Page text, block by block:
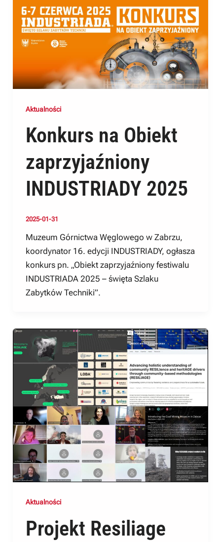
Aktualności
Konkurs na Obiekt
zaprzyjaźniony
INDUSTRIADY 2025
2025-01-31
Muzeum Górnictwa Węglowego w Zabrzu,
koordynator 16. edycji INDUSTRIADY, ogłasza
konkurs pn. „Obiekt zaprzyjaźniony festiwalu
INDUSTRIADA 2025 – święta Szlaku
Zabytków Techniki”.
Aktualności
Projekt Resiliage